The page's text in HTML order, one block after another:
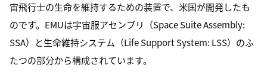
宙飛行士の生命を維持するための装置で、米国が開発したも
のです。EMUは宇宙服アセンブリ（Space Suite Assembly:
SSA）と生命維持システム（Life Support System: LSS）のふ
たつの部分から構成されています。